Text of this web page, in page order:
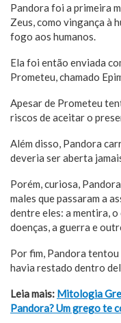
Pandora foi a primeira
Zeus, como vingança à
fogo aos humanos.
Ela foi então enviada
Prometeu, chamado
Apesar de Prometeu
riscos de aceitar o
Além disso, Pandora
deveria ser aberta
Porém, curiosa,
males que passaram a
dentre eles: a mentira,
doenças, a guerra e
Por fim, Pandora
havia restado dentro
Leia mais: Mitologia
Pandora? Um grego te